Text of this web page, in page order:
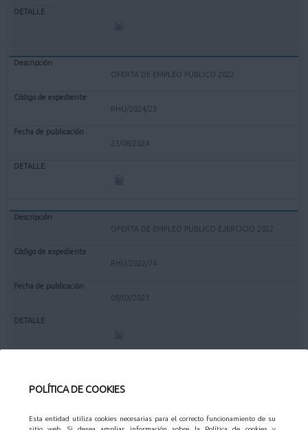
POLÍTICA DE COOKIES
Esta entidad utiliza cookies necesarias para el correcto funcionamiento de su
OFERTA DE EMPLEO PUBLICO 2022
RHU/2024/23
23/08/2024
OFERTA DE EMPLEO PUBLICO EJERCICIO 2022
RHU/2022/74
09/03/2023
RHU/2021/1